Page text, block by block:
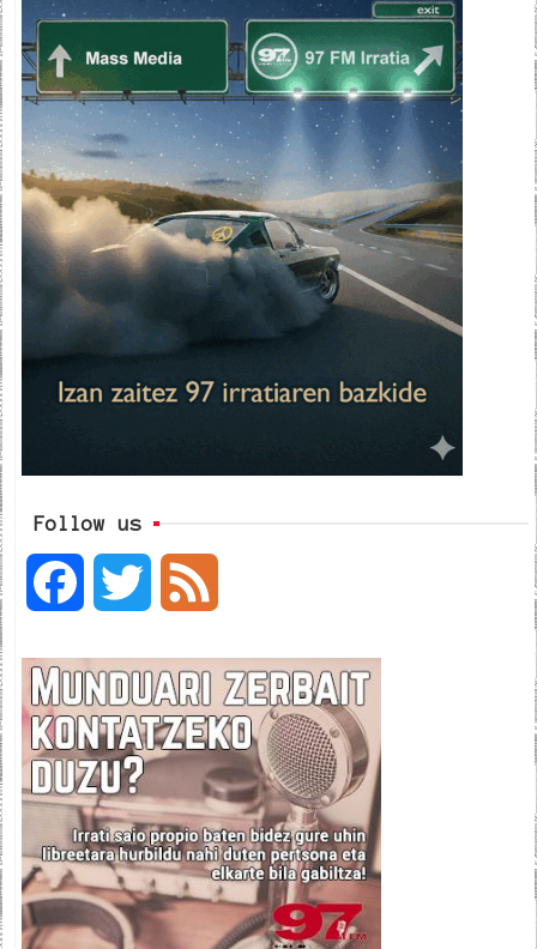
Follow us
c
e
b
o
o
i
t
t
e
e
d